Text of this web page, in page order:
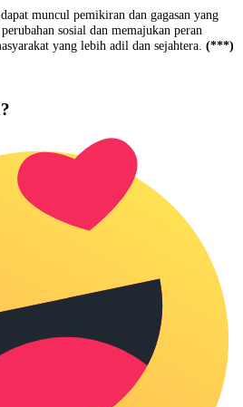
muncul pemikiran dan gagasan yang
sosial dan memajukan peran
yang lebih adil dan sejahtera. (***)